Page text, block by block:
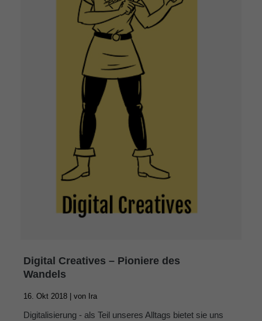
Digital Creatives – Pioniere des
Wandels
16. Okt 2018 | von Ira
Digitalisierung - als Teil unseres Alltags bietet sie uns